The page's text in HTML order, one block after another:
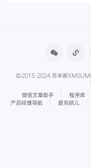
©2015-2024 苏米客
微信文章助手
程序库
产品经理导航
爱克硕儿